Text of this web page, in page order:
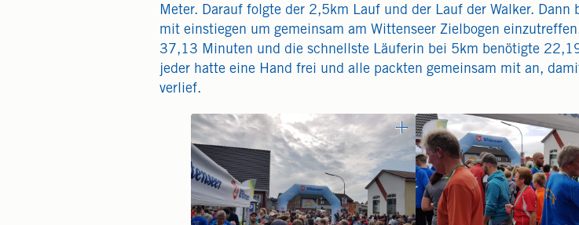
Meter. Darauf folgte der 2,5km Lauf und der Lauf der Walker.
mit einstiegen um gemeinsam am Wittenseer Zielbogen
37,13 Minuten und die schnellste Läuferin bei 5km benötigte
jeder hatte eine Hand frei und alle packten gemeinsam mit an,
verlief.